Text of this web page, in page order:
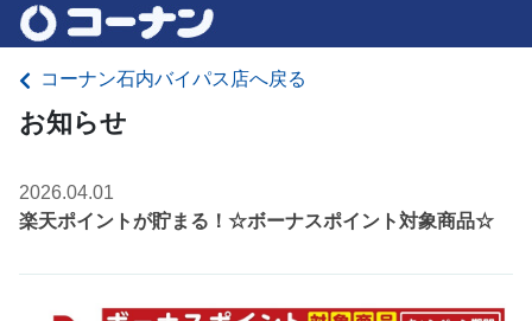
コーナン石内バイパス店へ戻る
お知らせ
2026.04.01
楽天ポイントが貯まる！☆ボーナスポイント対象商品☆